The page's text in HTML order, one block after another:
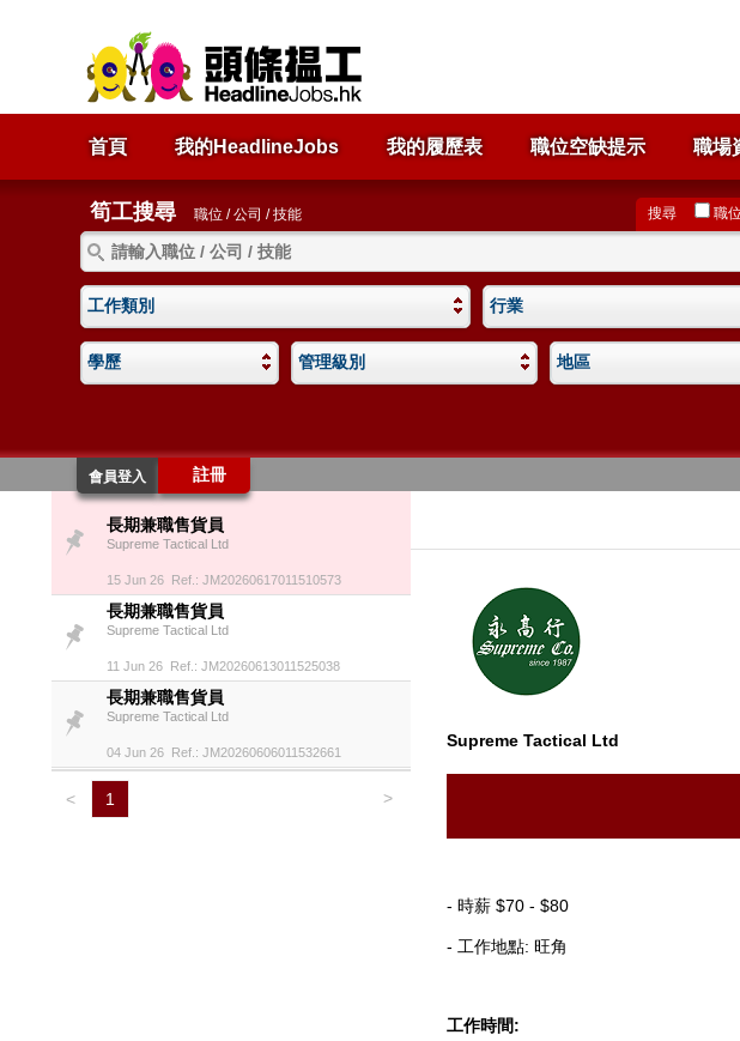
首頁 我的HeadlineJobs 我的履歷表 職位空缺提示 職場
筍工搜尋 職位 / 公司 / 技能 搜尋 職位
工作類別 行業
學歷 管理級別 地區
會員登入 註冊
長期兼職售貨員
Supreme Tactical Ltd
15 Jun 26 Ref.: JM20260617011510573
長期兼職售貨員
Supreme Tactical Ltd
11 Jun 26 Ref.: JM20260613011525038
長期兼職售貨員
Supreme Tactical Ltd
04 Jun 26 Ref.: JM20260606011532661
< 1 >
Supreme Tactical Ltd
- 時薪 $70 - $80
- 工作地點: 旺角
工作時間: